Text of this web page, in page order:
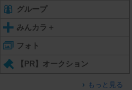
グループ
みんカラ＋
フォト
【PR】オークション
もっと見る